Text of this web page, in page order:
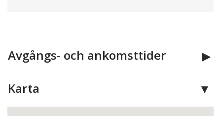
Avgångs- och ankomsttider
Karta